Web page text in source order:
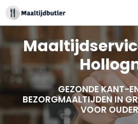
Spring
naar
inhoud
GEZONDE KANT-
BEZORGMAALTIJDEN IN
VOOR